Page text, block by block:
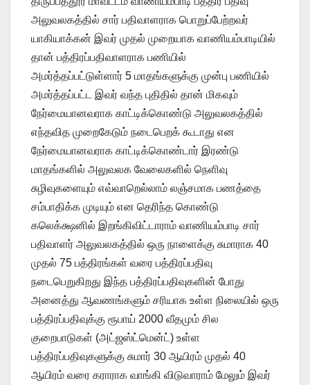
அலுவலகத்தில் சார் பதிவாளராக பொறுப்பேற்றவர்
யாகியாக்கன் இவர் முதல் முறையாக வாணியம்பாடியில்
தான் பத்திரப்பதிவாளராக பணியில்
அமர்த்தப்பட்டுள்ளார் 5 மாதங்களுக்கு முன்பு பணியில்
அமர்த்தப்பட்ட இவர் வந்த புதிதில் தான் மிகவும்
நேர்மையானவராக காட்டிக்கொண்டு அலுவலகத்தில்
எந்தவித முறைகேடும் நடைபெறக் கூடாது என
நேர்மையானவராக காட்டிக்கொண்டார் இரண்டு
மாதங்களில் அலுவலக வேலைகளில் நெளிவு
சுழிவுகளையும் எவ்வாறெல்லாம் லஞ்சமாக பணத்தை
சம்பாதிக்க முடியும் என தெரிந்த கொண்டு
கலெக்க்ஷனில் இறங்கிவிட்டாராம் வாணியம்பாடி சார்
பதிவாளர் அலுவலகத்தில் ஒரு நாளைக்கு சுமாராக 40
முதல் 75 பத்திரங்கள் வரை பத்திரப்பதிவு
நடைபெறுகிறது இந்த பத்திரப்பதிவுகளின் போது
அனைத்து ஆவணங்களும் சரியாக உள்ள நிலையில் ஒரு
பத்திரப்பதிவுக்கு ரூபாய் 2000 வீதமும் சில
குறைபாடுகள் (அட்ஜஸ்ட்மென்ட்) உள்ள
பத்திரப்பதிவுகளுக்கு சுமார் 30 ஆயிரம் முதல் 40
ஆயிரம் வரை கராராக வாங்கி விடுவாராம் மேலும் இவர்